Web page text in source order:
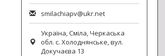
smilachiapv@ukr.net
Україна,Сміла,Черкаська
обл. с. Холоднянське, вул.
Докучаєва 13